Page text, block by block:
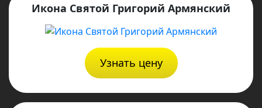
Икона Святой Григорий Армянский
Узнать цену